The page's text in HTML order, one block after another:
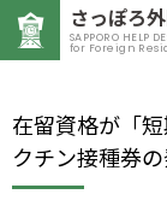
さっぽろ
SAPPORO HELP
for Foreign
在留資格が「
クチン接種券